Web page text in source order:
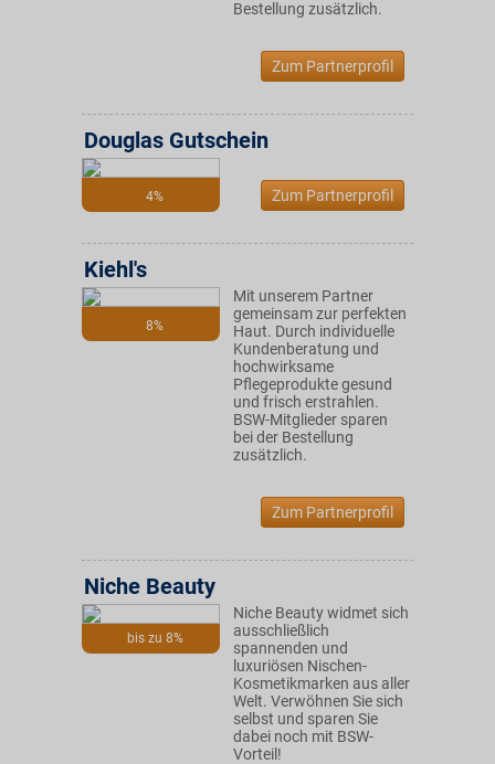
Bestellung zusätzlich.
Zum Partnerprofil
4%
Douglas Gutschein
Zum Partnerprofil
8%
Kiehl's
Mit unserem Partner
gemeinsam zur perfekten
Haut. Durch individuelle
Kundenberatung und
hochwirksame
Pflegeprodukte gesund
und frisch erstrahlen.
BSW-Mitglieder sparen
bei der Bestellung
zusätzlich.
Zum Partnerprofil
bis zu 8%
Niche Beauty
Niche Beauty widmet sich
ausschließlich
spannenden und
luxuriösen Nischen-
Kosmetikmarken aus aller
Welt. Verwöhnen Sie sich
selbst und sparen Sie
dabei noch mit BSW-
Vorteil!